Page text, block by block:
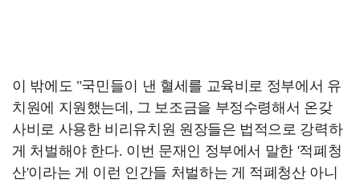
이 밖에도 "국민들이 낸 혈세를 교육비로 정부에서 유
치원에 지원했는데, 그 보조금을 부정수령해서 온갖
사비로 사용한 비리유치원 원장들은 법적으로 강력하
게 처벌해야 한다. 이번 문재인 정부에서 말한 '적폐청
산'이라는 게 이런 인간들 처벌하는 게 적폐청산 아니